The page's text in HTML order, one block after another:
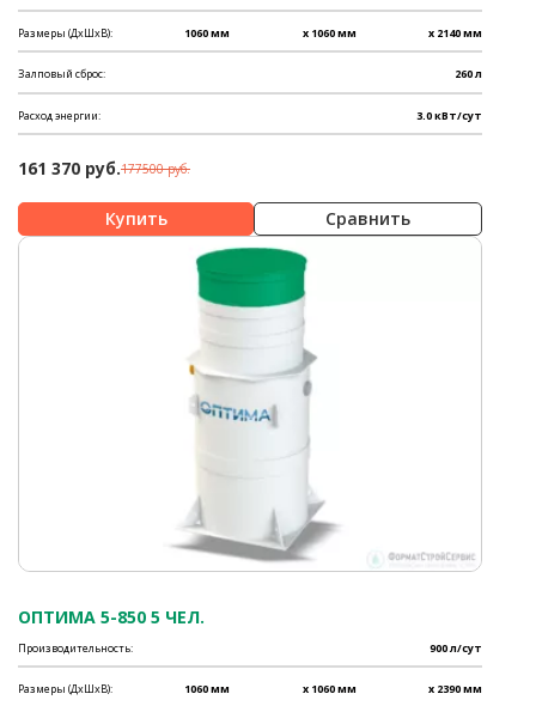
Размеры (ДхШхВ): 1060 мм x 1060 мм x 2140 мм
Залповый сброс: 260 л
Расход энергии: 3.0 кВт/сут
161 370 руб.177500 руб.
Сравнить
ОПТИМА 5-850 5 ЧЕЛ.
Производительность: 900 л/сут
Размеры (ДхШхВ): 1060 мм x 1060 мм x 2390 мм